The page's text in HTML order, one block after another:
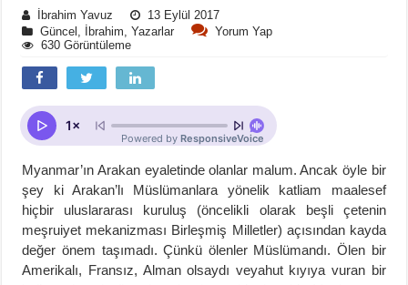
İbrahim Yavuz
13 Eylül 2017
Güncel
İbrahim ,Yazarlar
Yorum Yap
630 Görüntüleme
Myanmar’ın Arakan eyaletinde olanlar malum. Ancak öyle bir
şey ki Arakan’lı Müslümanlara yönelik katliam maalesef
hiçbir uluslararası kuruluş (öncelikli olarak beşli çetenin
meşruiyet mekanizması Birleşmiş Milletler) açısından kayda
değer önem taşımadı. Çünkü ölenler Müslümandı. Ölen bir
Amerikalı, Fransız, Alman olsaydı veyahut kıyıya vuran bir